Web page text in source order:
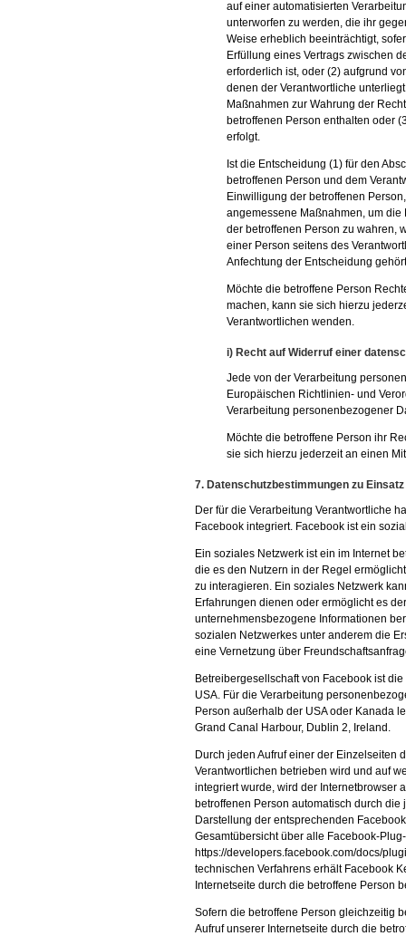
auf einer automatisierten
unterworfen zu werden, die ihr
Weise erheblich beeinträchtigt,
Erfüllung eines Vertrags zwischen
erforderlich ist, oder (2) aufgrund
denen der Verantwortliche
Maßnahmen zur Wahrung der
betroffenen Person enthalten oder
erfolgt.
Ist die Entscheidung (1) für den
betroffenen Person und dem
Einwilligung der betroffenen
angemessene Maßnahmen, um
der betroffenen Person zu wahren,
einer Person seitens des
Anfechtung der Entscheidung
Möchte die betroffene Person
machen, kann sie sich hierzu
Verantwortlichen wenden.
i) Recht auf Widerruf einer
Jede von der Verarbeitung
Europäischen Richtlinien- und
Verarbeitung personenbezogener
Möchte die betroffene Person ihr
sie sich hierzu jederzeit an einen
7. Datenschutzbestimmungen zu
Der für die Verarbeitung Verantwortliche
Facebook integriert. Facebook ist ein
Ein soziales Netzwerk ist ein im Internet
die es den Nutzern in der Regel
zu interagieren. Ein soziales Netzwerk
Erfahrungen dienen oder ermöglicht es
unternehmensbezogene Informationen
sozialen Netzwerkes unter anderem die
eine Vernetzung über
Betreibergesellschaft von Facebook ist
USA. Für die Verarbeitung
Person außerhalb der USA oder Kanada
Grand Canal Harbour, Dublin 2, Ireland.
Durch jeden Aufruf einer der Einzelseiten
Verantwortlichen betrieben wird und auf
integriert wurde, wird der Internetbrowser
betroffenen Person automatisch durch
Darstellung der entsprechenden
Gesamtübersicht über alle Facebook-
https://developers.facebook.com/docs/
technischen Verfahrens erhält Facebook
Internetseite durch die betroffene Person
Sofern die betroffene Person gleichzeitig
Aufruf unserer Internetseite durch die